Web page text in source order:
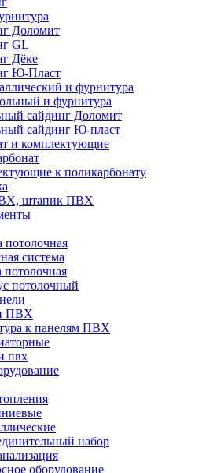
Доломит
GL
Дёке
Ю-Пласт
и фурнитура
и фурнитура
сайдинг Доломит
сайдинг Ю-пласт
и комплектующие
к поликарбонату
штапик ПВХ
потолочная
система
потолочная
потолочный
ПВХ
к панелям ПВХ
пвх
набор
оборудование